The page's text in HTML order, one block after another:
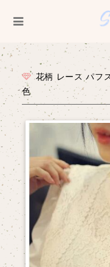
花柄 レース パフ
色